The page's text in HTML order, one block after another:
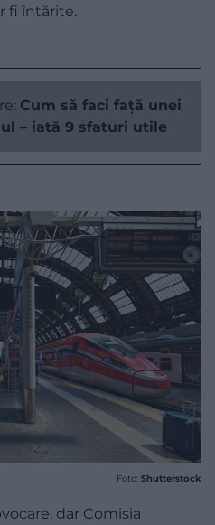
fi întărite.
Cum să faci față unei
– iată 9 sfaturi utile
Foto: Shutterstock
dar Comisia